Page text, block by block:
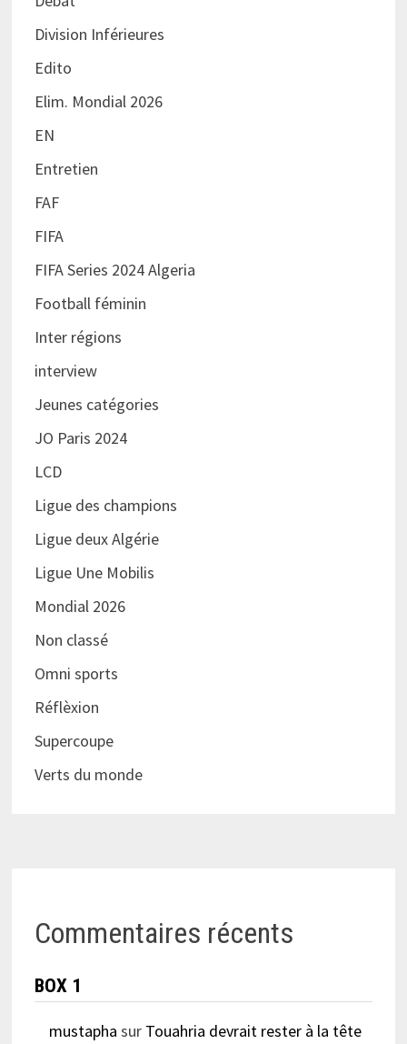
Division Inférieures
Edito
Elim. Mondial 2026
EN
Entretien
FAF
FIFA
FIFA Series 2024 Algeria
Football féminin
Inter régions
interview
Jeunes catégories
JO Paris 2024
LCD
Ligue des champions
Ligue deux Algérie
Ligue Une Mobilis
Mondial 2026
Non classé
Omni sports
Réflèxion
Supercoupe
Verts du monde
Commentaires récents
BOX 1
mustapha sur Touahria devrait rester à la tête